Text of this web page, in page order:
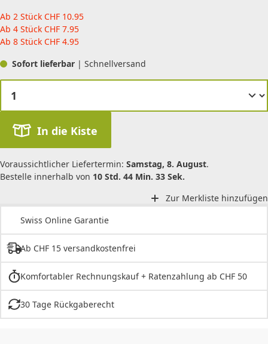
Ab 2 Stück CHF 10.95
Ab 4 Stück CHF 7.95
Ab 8 Stück CHF 4.95
Sofort lieferbar | Schnellversand
In die Kiste
Voraussichtlicher Liefertermin: Samstag, 8. August.
Bestelle innerhalb von 10 Std. 44 Min. 33 Sek.
Zur Merkliste hinzufügen
Swiss Online Garantie
Ab CHF 15 versandkostenfrei
Komfortabler Rechnungskauf + Ratenzahlung ab CHF 50
30 Tage Rückgaberecht